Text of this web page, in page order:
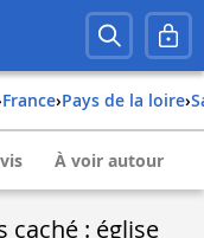
france› pays de la loire›
À voir autour
caché : église